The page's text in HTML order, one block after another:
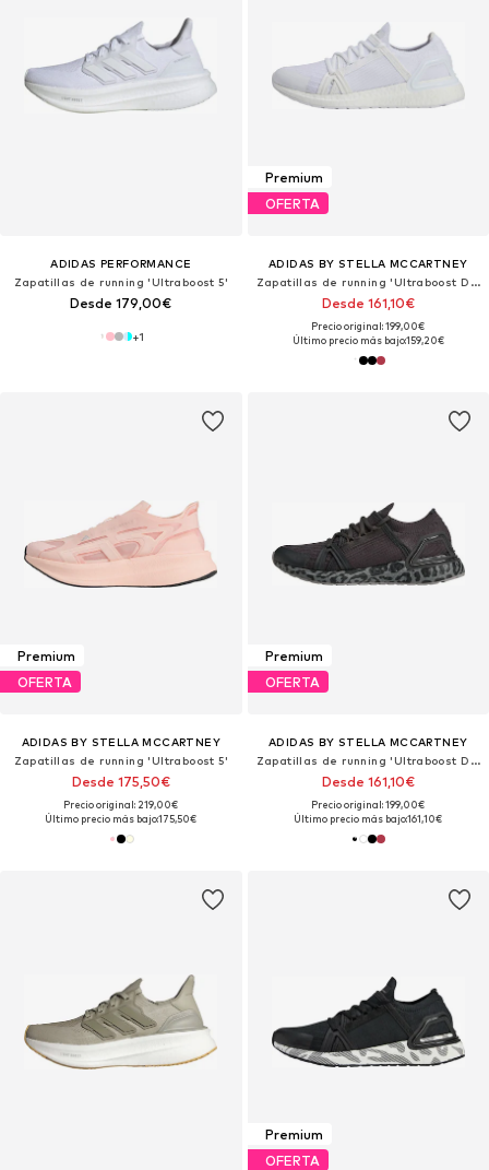
ADIDAS PERFORMANCE
Zapatillas de running 'Ultraboost 5'
Desde 179,00€
+1
Premium
OFERTA
ADIDAS BY STELLA MCCARTNEY
Zapatillas de running 'Ultraboost DNA'
Desde 161,10€
Precio original: 199,00€
Último precio más bajo:159,20€
Premium
OFERTA
ADIDAS BY STELLA MCCARTNEY
Zapatillas de running 'Ultraboost 5'
Desde 175,50€
Precio original: 219,00€
Último precio más bajo:175,50€
Premium
OFERTA
ADIDAS BY STELLA MCCARTNEY
Zapatillas de running 'Ultraboost DNA'
Desde 161,10€
Precio original: 199,00€
Último precio más bajo:161,10€
Premium
OFERTA